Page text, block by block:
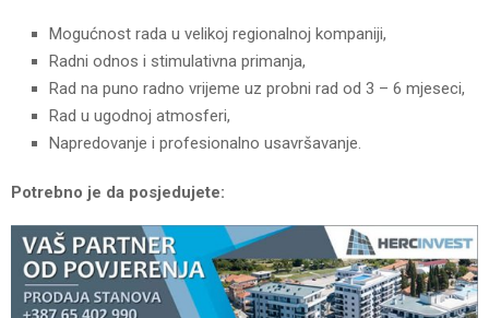
Mogućnost rada u velikoj regionalnoj kompaniji,
Radni odnos i stimulativna primanja,
Rad na puno radno vrijeme uz probni rad od 3 – 6 mjeseci,
Rad u ugodnoj atmosferi,
Napredovanje i profesionalno usavršavanje.
Potrebno je da posjedujete: